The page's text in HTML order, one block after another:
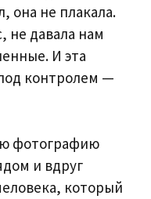
она не плакала.
не давала нам
И эта
контролем —
фотографию
и вдруг
который